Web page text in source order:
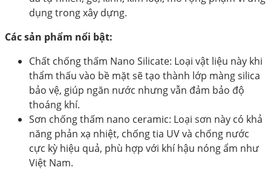
dụng trong xây dựng.
Các sản phẩm nổi bật:
Chất chống thấm Nano Silicate: Loại vật liệu này khi
thẩm thấu vào bề mặt sẽ tạo thành lớp màng silica
bảo vệ, giúp ngăn nước nhưng vẫn đảm bảo độ
thoáng khí.
Sơn chống thấm nano ceramic: Loại sơn này có khả
năng phản xạ nhiệt, chống tia UV và chống nước
cực kỳ hiệu quả, phù hợp với khí hậu nóng ẩm như
Việt Nam.